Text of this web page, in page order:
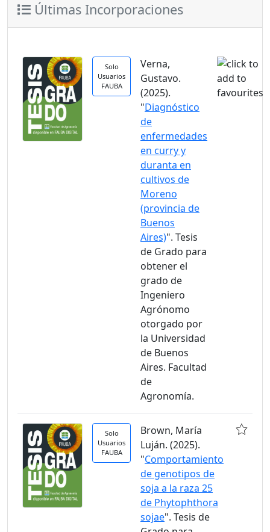
Últimas Incorporaciones
Solo
Usuarios
FAUBA
Verna,
Gustavo.
(2025).
"Diagnóstico
de
enfermedades
en curry y
duranta en
cultivos de
Moreno
(provincia de
Buenos
Aires)". Tesis
de Grado para
obtener el
grado de
Ingeniero
Agrónomo
otorgado por
la Universidad
de Buenos
Aires. Facultad
de
Agronomía.
Solo
Usuarios
FAUBA
Brown, María
Luján. (2025).
"Comportamiento
de genotipos de
soja a la raza 25
de Phytophthora
sojae". Tesis de